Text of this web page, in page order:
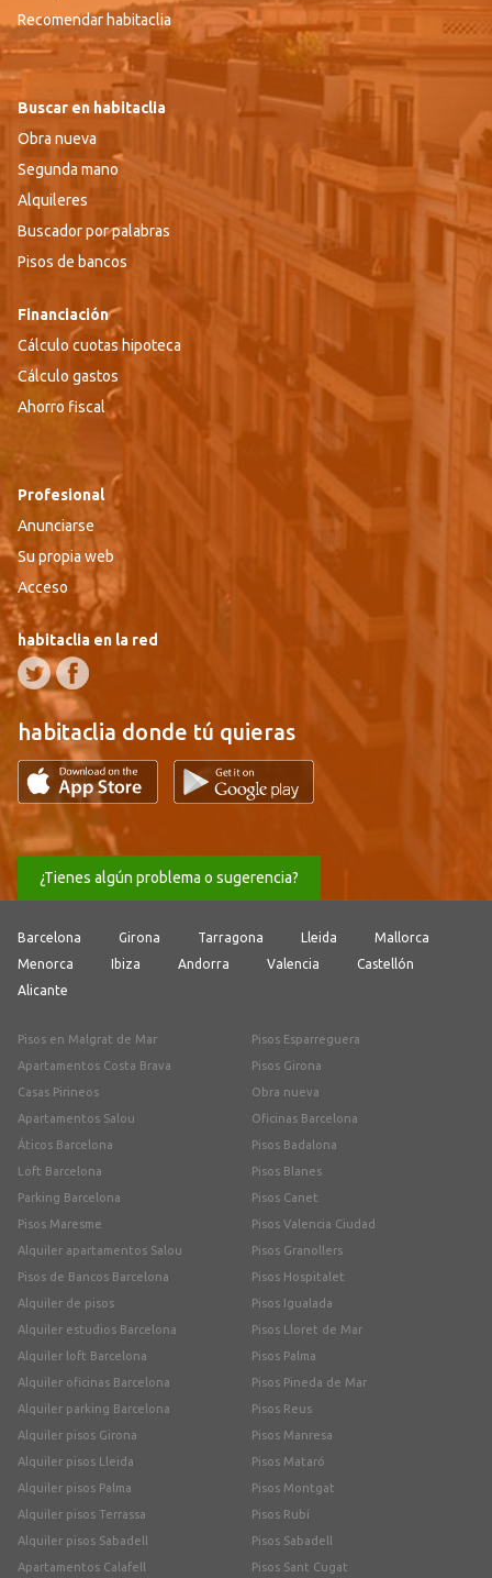
Recomendar habitaclia
Buscar en habitaclia
Obra nueva
Segunda mano
Alquileres
Buscador por palabras
Pisos de bancos
Financiación
Cálculo cuotas hipoteca
Cálculo gastos
Ahorro fiscal
Profesional
Anunciarse
Su propia web
Acceso
habitaclia en la red
habitaclia donde tú quieras
¿Tienes algún problema o sugerencia?
Barcelona Girona Tarragona Lleida
Mallorca
Menorca
Ibiza Andorra Valencia
Castellón
Alicante
Pisos en Malgrat de Mar
Apartamentos Costa Brava
Casas Pirineos
Apartamentos Salou
Áticos Barcelona
Loft Barcelona
Parking Barcelona
Pisos Maresme
Alquiler apartamentos Salou
Pisos de Bancos Barcelona
Alquiler de pisos
Alquiler estudios Barcelona
Alquiler loft Barcelona
Alquiler oficinas Barcelona
Alquiler parking Barcelona
Alquiler pisos Girona
Alquiler pisos Lleida
Alquiler pisos Palma
Alquiler pisos Terrassa
Alquiler pisos Sabadell
Apartamentos Calafell
Pisos Esparreguera
Pisos Girona
Obra nueva
Oficinas Barcelona
Pisos Badalona
Pisos Blanes
Pisos Canet
Pisos Valencia Ciudad
Pisos Granollers
Pisos Hospitalet
Pisos Igualada
Pisos Lloret de Mar
Pisos Palma
Pisos Pineda de Mar
Pisos Reus
Pisos Manresa
Pisos Mataró
Pisos Montgat
Pisos Rubí
Pisos Sabadell
Pisos Sant Cugat